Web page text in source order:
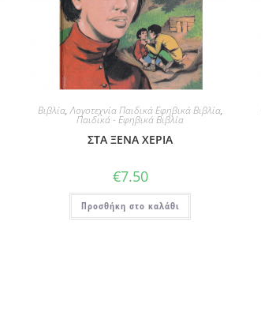
Βιβλία,Λογοτεχνία Παιδικά Εφηβικά Βιβλία,
Παιδικά - Εφηβικά Βιβλία
ΣΤΑ ΞΕΝΑ ΧΕΡΙΑ
€7.50
Προσθήκη στο καλάθι